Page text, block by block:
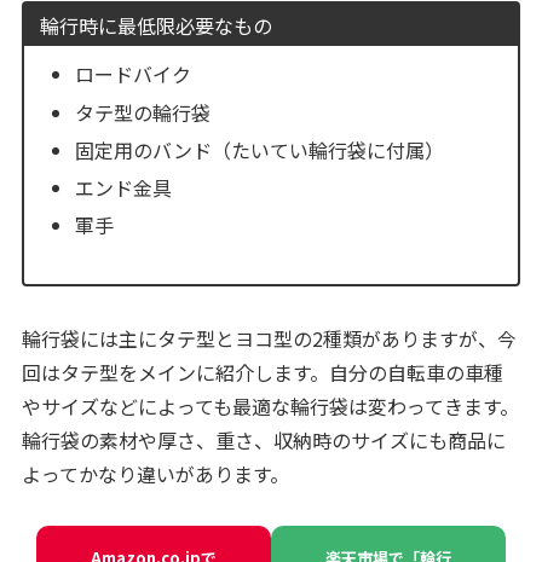
輪行時に最低限必要なもの
ロードバイク
タテ型の輪行袋
固定用のバンド（たいてい輪行袋に付属）
エンド金具
軍手
輪行袋には主にタテ型とヨコ型の2種類がありますが、今
回はタテ型をメインに紹介します。自分の自転車の車種
やサイズなどによっても最適な輪行袋は変わってきます。
輪行袋の素材や厚さ、重さ、収納時のサイズにも商品に
よってかなり違いがあります。